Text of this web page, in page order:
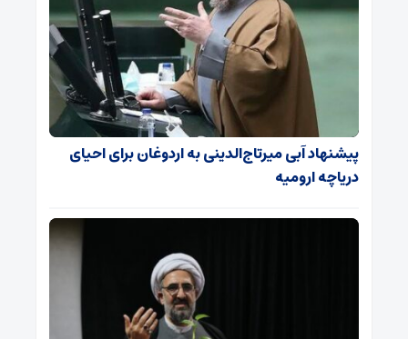
پیشنهاد آبی میرتاج‌الدینی‌ به اردوغان برای احیای
دریاچه ارومیه